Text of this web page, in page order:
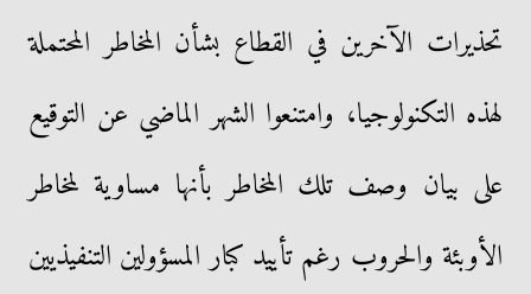
تحذيرات الآخرين في القطاع بشأن المخاطر المحتملة
لهذه التكنولوجيا، وامتنعوا الشهر الماضي عن التوقيع
على بيان وصف تلك المخاطر بأنها مساوية لمخاطر
الأوبئة والحروب رغم تأييد كبار المسؤولين التنفيذيين